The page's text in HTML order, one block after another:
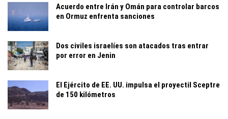
Acuerdo entre Irán y Omán para controlar barcos
en Ormuz enfrenta sanciones
Dos civiles israelíes son atacados tras entrar
por error en Jenin
El Ejército de EE. UU. impulsa el proyectil Sceptre
de 150 kilómetros